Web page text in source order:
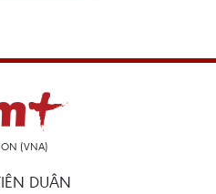
(VNA)
DUÂN